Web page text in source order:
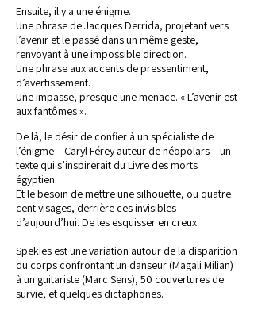
Ensuite, il y a une énigme.
Une phrase de Jacques Derrida, projetant vers
l’avenir et le passé dans un même geste,
renvoyant à une impossible direction.
Une phrase aux accents de pressentiment,
d’avertissement.
Une impasse, presque une menace. « L’avenir est
aux fantômes ».
De là, le désir de confier à un spécialiste de
l’énigme – Caryl Férey auteur de néopolars – un
texte qui s’inspirerait du Livre des morts
égyptien.
Et le besoin de mettre une silhouette, ou quatre
cent visages, derrière ces invisibles
d’aujourd’hui. De les esquisser en creux.
Spekies est une variation autour de la disparition
du corps confrontant un danseur (Magali Milian)
à un guitariste (Marc Sens), 50 couvertures de
survie, et quelques dictaphones.